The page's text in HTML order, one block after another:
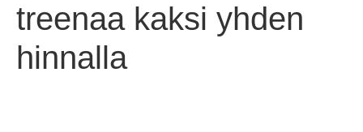
treenaa kaksi yhden
hinnalla